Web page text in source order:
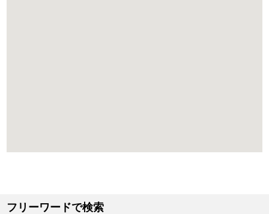
フリーワードで検索